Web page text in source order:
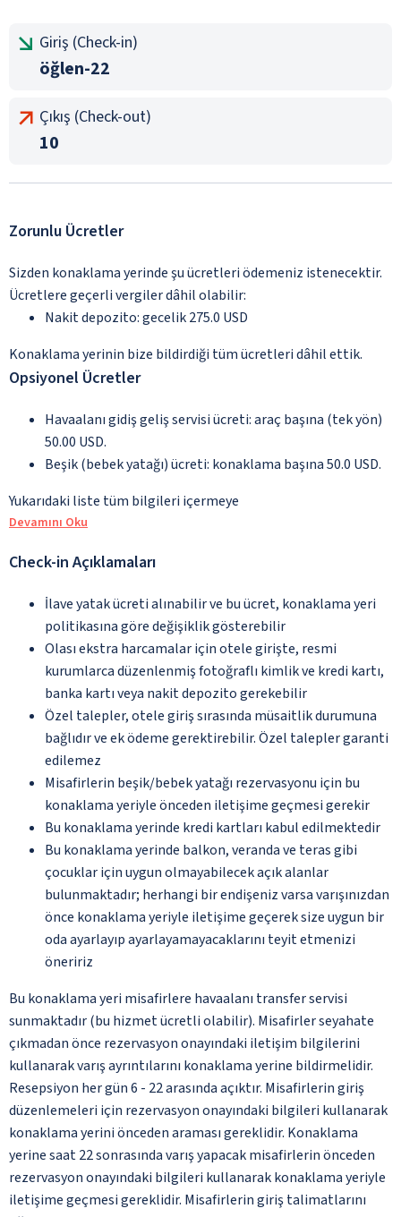
Giriş (Check-in)
öğlen-22
Çıkış (Check-out)
10
Zorunlu Ücretler
Sizden konaklama yerinde şu ücretleri ödemeniz istenecektir.
Ücretlere geçerli vergiler dâhil olabilir:
Nakit depozito: gecelik 275.0 USD
Konaklama yerinin bize bildirdiği tüm ücretleri dâhil ettik.
Opsiyonel Ücretler
Havaalanı gidiş geliş servisi ücreti: araç başına (tek yön)
50.00 USD.
Beşik (bebek yatağı) ücreti: konaklama başına 50.0 USD.
Yukarıdaki liste tüm bilgileri içermeye
Devamını Oku
Check-in Açıklamaları
İlave yatak ücreti alınabilir ve bu ücret, konaklama yeri
politikasına göre değişiklik gösterebilir
Olası ekstra harcamalar için otele girişte, resmi
kurumlarca düzenlenmiş fotoğraflı kimlik ve kredi kartı,
banka kartı veya nakit depozito gerekebilir
Özel talepler, otele giriş sırasında müsaitlik durumuna
bağlıdır ve ek ödeme gerektirebilir. Özel talepler garanti
edilemez
Misafirlerin beşik/bebek yatağı rezervasyonu için bu
konaklama yeriyle önceden iletişime geçmesi gerekir
Bu konaklama yerinde kredi kartları kabul edilmektedir
Bu konaklama yerinde balkon, veranda ve teras gibi
çocuklar için uygun olmayabilecek açık alanlar
bulunmaktadır; herhangi bir endişeniz varsa varışınızdan
önce konaklama yeriyle iletişime geçerek size uygun bir
oda ayarlayıp ayarlayamayacaklarını teyit etmenizi
öneririz
Bu konaklama yeri misafirlere havaalanı transfer servisi
sunmaktadır (bu hizmet ücretli olabilir). Misafirler seyahate
çıkmadan önce rezervasyon onayındaki iletişim bilgilerini
kullanarak varış ayrıntılarını konaklama yerine bildirmelidir.
Resepsiyon her gün 6 - 22 arasında açıktır. Misafirlerin giriş
düzenlemeleri için rezervasyon onayındaki bilgileri kullanarak
konaklama yerini önceden araması gereklidir. Konaklama
yerine saat 22 sonrasında varış yapacak misafirlerin önceden
rezervasyon onayındaki bilgileri kullanarak konaklama yeriyle
iletişime geçmesi gereklidir. Misafirlerin giriş talimatlarını